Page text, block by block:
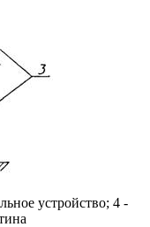
устройство; 4 -